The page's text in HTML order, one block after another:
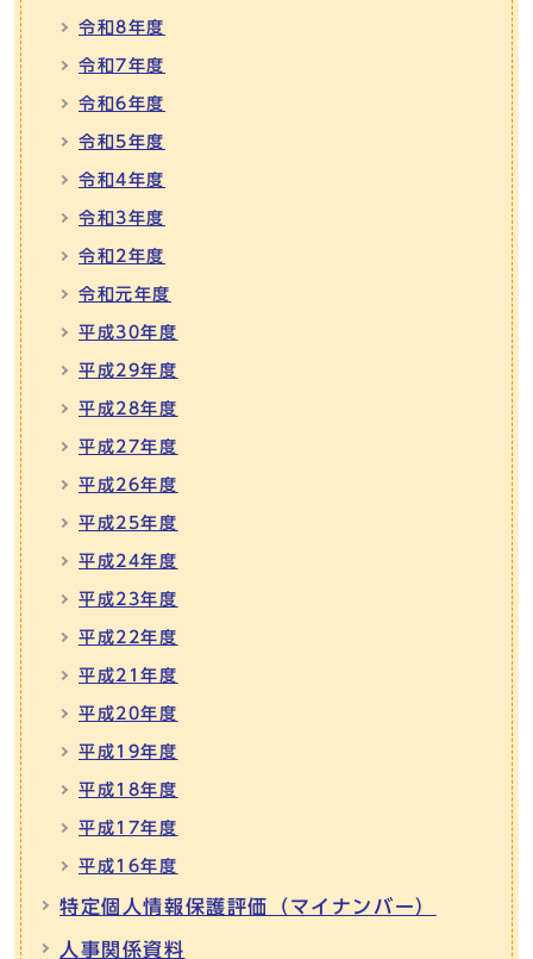
令和8年度
令和7年度
令和6年度
令和5年度
令和4年度
令和3年度
令和2年度
令和元年度
平成30年度
平成29年度
平成28年度
平成27年度
平成26年度
平成25年度
平成24年度
平成23年度
平成22年度
平成21年度
平成20年度
平成19年度
平成18年度
平成17年度
平成16年度
特定個人情報保護評価（マイナンバー）
人事関係資料